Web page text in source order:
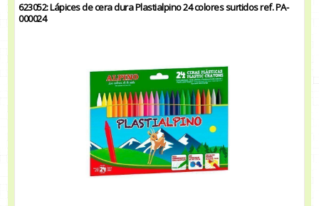
623052: Lápices de cera dura Plastialpino 24 colores surtidos ref. PA-
000024